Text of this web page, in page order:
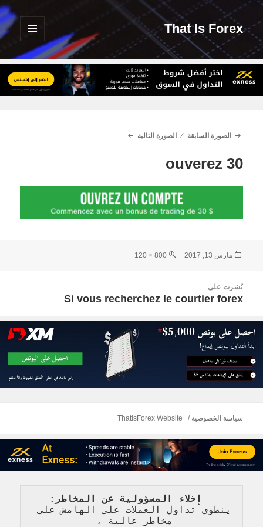
That Is Forex
القائمة
والودجات
الصورة السابقة الصورة التالية
ouverez 30
نُشرت
مارس 13, 2017
الحجم
800 × 120
المقالاتنُشرت على
Si vous recherchez le courtier forex
سياسة الخصوصية ThatisForex Website
إخلاء المسؤولية عن المخاطر :
ينطوي تداول العملات على الهامش على
مخاطر عالية
،